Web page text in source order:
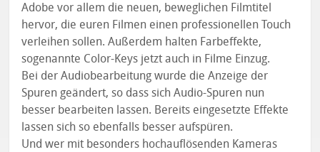
Adobe vor allem die neuen, beweglichen Filmtitel
hervor, die euren Filmen einen professionellen Touch
verleihen sollen. Außerdem halten Farbeffekte,
sogenannte Color-Keys jetzt auch in Filme Einzug.
Bei der Audiobearbeitung wurde die Anzeige der
Spuren geändert, so dass sich Audio-Spuren nun
besser bearbeiten lassen. Bereits eingesetzte Effekte
lassen sich so ebenfalls besser aufspüren.
Und wer mit besonders hochauflösenden Kameras